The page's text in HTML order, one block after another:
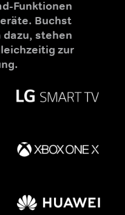
Funktionen
Buchst
dazu, stehen
zur